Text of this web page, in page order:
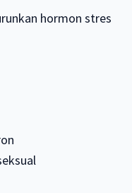
hormon stres